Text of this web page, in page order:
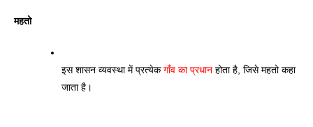
महतो
इस शासन व्यवस्था में प्रत्येक गाँव का प्रधान होता है, जिसे महतो कहा
जाता है।